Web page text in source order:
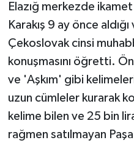
Elazığ merkezde
Karakış 9 ay önce
Çekoslovak cinsi
konuşmasını öğretti.
ve 'Aşkım' gibi
uzun cümleler kurarak
kelime bilen ve 25 bin
rağmen satılmayan
KÜLTÜR SANAT